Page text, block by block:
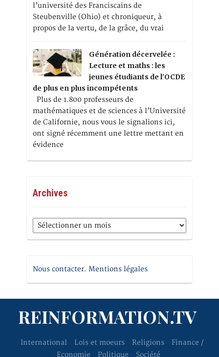
l’université des Franciscains de
Steubenville (Ohio) et chroniqueur, à
propos de la vertu, de la grâce, du vrai
Génération décervelée :
Lecture et maths : les
jeunes étudiants de l’OCDE
de plus en plus incompétents
Plus de 1.800 professeurs de
mathématiques et de sciences à l’Université
de Californie, nous vous le signalions ici,
ont signé récemment une lettre mettant en
évidence
Archives
Archives
Nous contacter. Mentions légales
REINFORMATION.TV
International Lois et moeurs Religions
Finance /
Economie
Politique Société